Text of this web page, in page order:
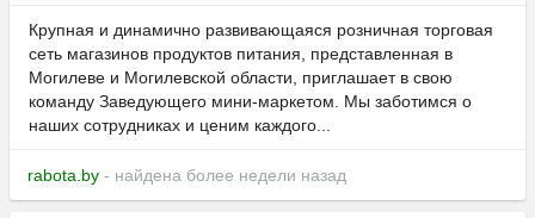
Крупная и динамично развивающаяся розничная торговая
сеть магазинов продуктов питания, представленная в
Могилеве и Могилевской области, приглашает в свою
команду Заведующего мини-маркетом. Мы заботимся о
наших сотрудниках и ценим каждого...
rabota.by - найдена более недели назад